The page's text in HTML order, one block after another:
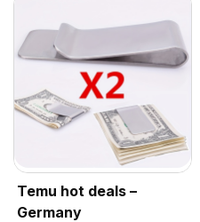
Temu hot deals –
Germany